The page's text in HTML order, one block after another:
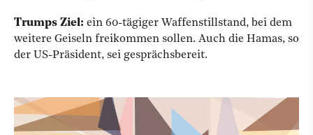
Trumps Ziel: ein 60-tägiger Waffenstillstand, bei dem
weitere Geiseln freikommen sollen. Auch die Hamas, so
der US-Präsident, sei gesprächsbereit.